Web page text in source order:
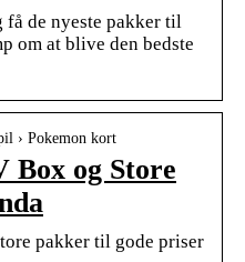
få de nyeste pakker til
om at blive den bedste
› Pokemon kort
Box og Store
pakker til gode priser